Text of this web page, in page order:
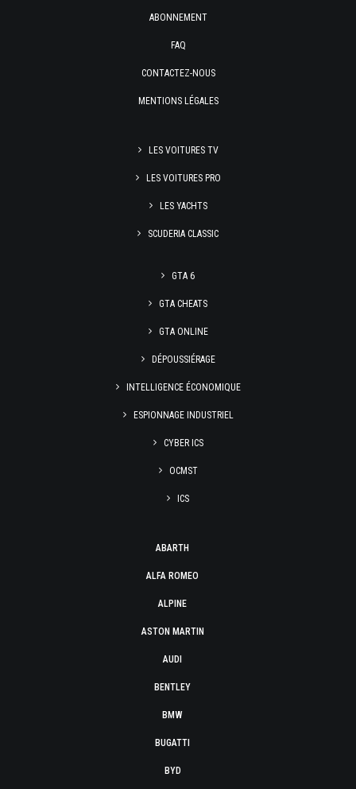
ABONNEMENT
FAQ
CONTACTEZ-NOUS
MENTIONS LÉGALES
LES VOITURES TV
LES VOITURES PRO
LES YACHTS
SCUDERIA CLASSIC
GTA 6
GTA CHEATS
GTA ONLINE
DÉPOUSSIÉRAGE
INTELLIGENCE ÉCONOMIQUE
ESPIONNAGE INDUSTRIEL
CYBER ICS
OCMST
ICS
ABARTH
ALFA ROMEO
ALPINE
ASTON MARTIN
AUDI
BENTLEY
BMW
BUGATTI
BYD